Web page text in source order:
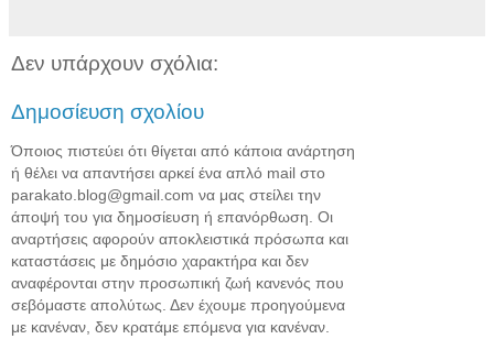
Δεν υπάρχουν σχόλια:
Δημοσίευση σχολίου
Όποιος πιστεύει ότι θίγεται από κάποια ανάρτηση
ή θέλει να απαντήσει αρκεί ένα απλό mail στο
parakato.blog@gmail.com να μας στείλει την
άποψή του για δημοσίευση ή επανόρθωση. Οι
αναρτήσεις αφορούν αποκλειστικά πρόσωπα και
καταστάσεις με δημόσιο χαρακτήρα και δεν
αναφέρονται στην προσωπική ζωή κανενός που
σεβόμαστε απολύτως. Δεν έχουμε προηγούμενα
με κανέναν, δεν κρατάμε επόμενα για κανέναν.